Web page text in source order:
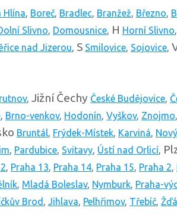
Hlína, Boreč, Bradlec, Branžež, Březno,
Slivno, Domousnice, H Horní Slivno,
nad Jizerou, S Smilovice, Sojovice,
, Jižní Čechy České Budějovice,
, Brno-venkov, Hodonín, Vyškov, Znojmo,
Bruntál, Frýdek-Místek, Karviná,
, Pardubice, Svitavy, Ústí nad Orlicí,
, Praha 13, Praha 14, Praha 15, Praha 2,
, Mladá Boleslav, Nymburk, Praha-
Brod , Jihlava, Pelhřimov, Třebíč,